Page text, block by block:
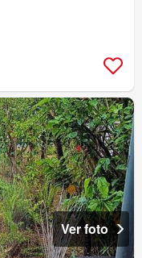
Ver foto